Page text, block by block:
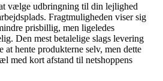
vælge udbringning til din lejlighed
Fragtmuligheden viser sig
prisbillig, men ligeledes
Den mest betalelige slags levering
hente produkterne selv, men dette
med kort afstand til netshoppens